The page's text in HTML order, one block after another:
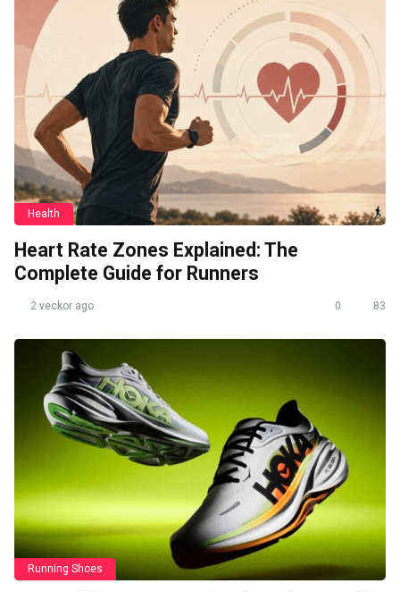
Health
Heart Rate Zones Explained: The
Complete Guide for Runners
2 veckor ago 0 83
Running Shoes